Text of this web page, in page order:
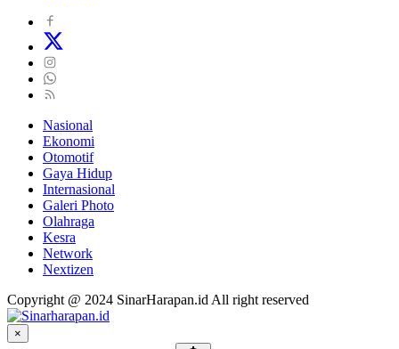
Nasional
Ekonomi
Otomotif
Gaya Hidup
Internasional
Galeri Photo
Olahraga
Kesra
Network
Nextizen
Copyright @ 2024 SinarHarapan.id All right reserved
×